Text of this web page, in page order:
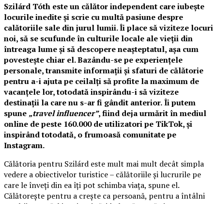
Szilárd Tóth este un călător independent care iubește
locurile inedite și scrie cu multă pasiune despre
calătoriile sale din jurul lumii. Îi place să viziteze locuri
noi, să se scufunde în culturile locale ale vieții din
întreaga lume și să descopere neașteptatul, așa cum
povestește chiar el. Bazându-se pe experiențele
personale, transmite informații și sfaturi de călătorie
pentru a-i ajuta pe ceilalți să profite la maximum de
vacanțele lor, totodată inspirându-i să viziteze
destinații la care nu s-ar fi gândit anterior.Îi putem
spune „travel influencer”, fiind deja urmărit în mediul
online de peste 160.000 de utilizatori pe TikTok, și
inspirând totodată, o frumoasă comunitate pe
Instagram.
Călătoria pentru Szilárd este mult mai mult decât simpla
vedere a obiectivelor turistice – călătoriile și lucrurile pe
care le înveți din ea îți pot schimba viața, spune el.
Călătorește pentru a crește ca persoană, pentru a întâlni